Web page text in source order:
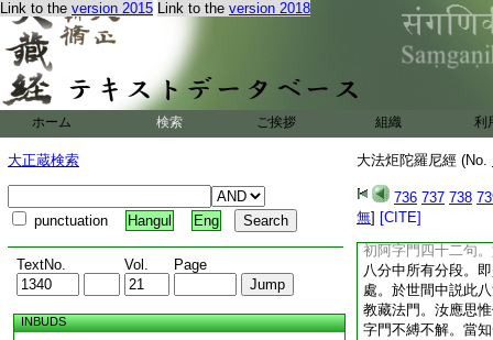
Link to the version 2015 Link to the version 2018
ホーム 検索 ご挨拶 組織 利
大正蔵検索
punctuation Hangul Eng
TextNo. Vol. Page
INBUDS
大法炬陀羅尼經 (No.
736 737 738
無] [CITE]
如幻化。假説諸法
故。是中衆生有著
其實如來亦無所説
藏者。彼不可動亦
彼如來有是境界。
見諸世間猶如幻化
諸菩薩摩訶薩等得
復次摩那婆。一切
爲四十二出入息句
中若有菩薩摩訶薩
彼菩薩亦不能爲諸
初阿字門四十二句
八分中所有分段。
處。於世間中説此
教藏法門。汝應思
字門不縛不解。當